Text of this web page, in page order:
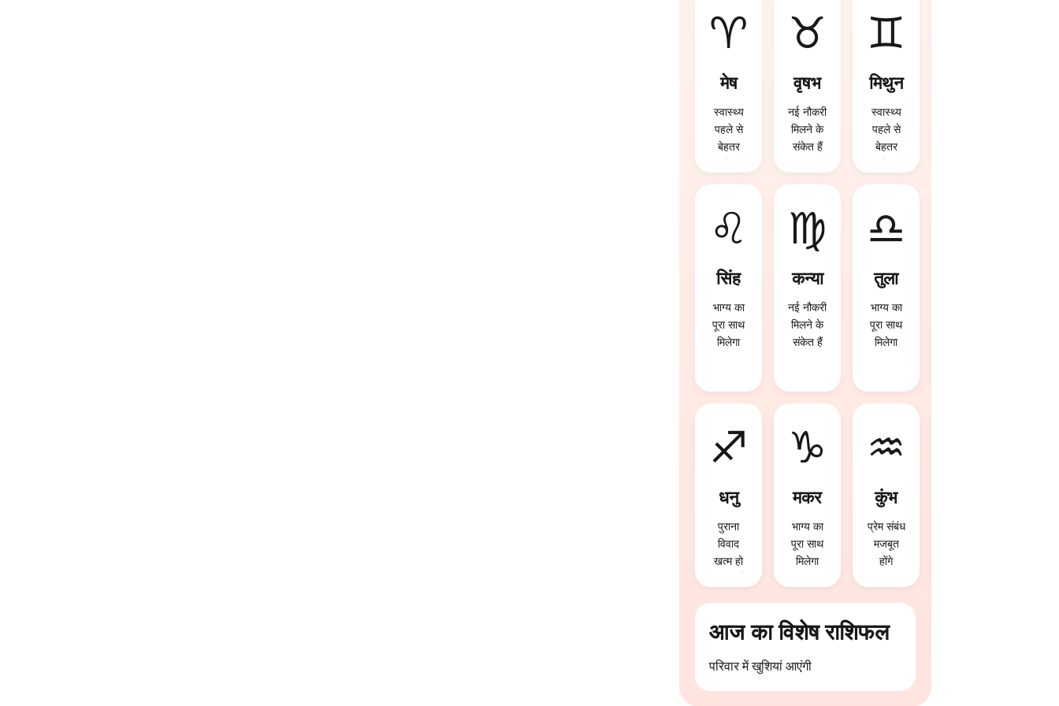
♈
मेष
स्वास्थ्य
पहले से
बेहतर
♉
वृषभ
नई नौकरी
मिलने के
संकेत हैं
♊
मिथुन
स्वास्थ्य
पहले से
बेहतर
♌
सिंह
भाग्य का
पूरा साथ
मिलेगा
♍
कन्या
नई नौकरी
मिलने के
संकेत हैं
♎
तुला
भाग्य का
पूरा साथ
मिलेगा
♐
धनु
पुराना
विवाद
खत्म हो
♑
मकर
भाग्य का
पूरा साथ
मिलेगा
♒
कुंभ
प्रेम संबंध
मजबूत
होंगे
आज का विशेष राशिफल
परिवार में खुशियां आएंगी